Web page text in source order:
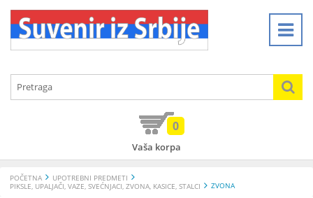
Vaša korpa
0
POČETNA
UPOTREBNI PREDMETI
PIKSLE, UPALJAČI, VAZE, SVEĆNJACI, ZVONA, KASICE, STALCI
ZVONA